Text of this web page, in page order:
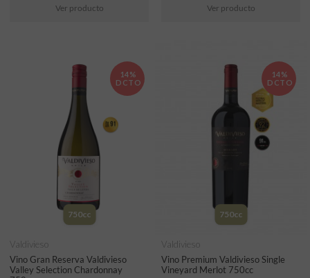
Ver producto Ver producto
14%
DCTO
750cc
Vino Gran Reserva Valdivieso
Valley Selection Chardonnay
Valdivieso
14%
DCTO
750cc
Vino Premium Valdivieso Single
Vineyard Merlot 750cc
Valdivieso